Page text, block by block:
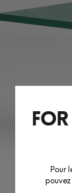
Pour